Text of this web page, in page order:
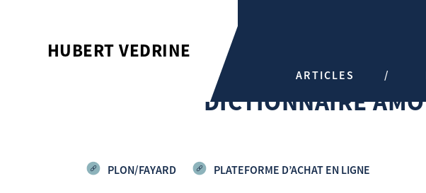
HUBERT VEDRINE
ARTICLES
DICTIONNAIRE
PLON/FAYARD PLATEFORME D’ACHAT EN LIGNE
DICTIONNAIRE AMOUREUX DE LA